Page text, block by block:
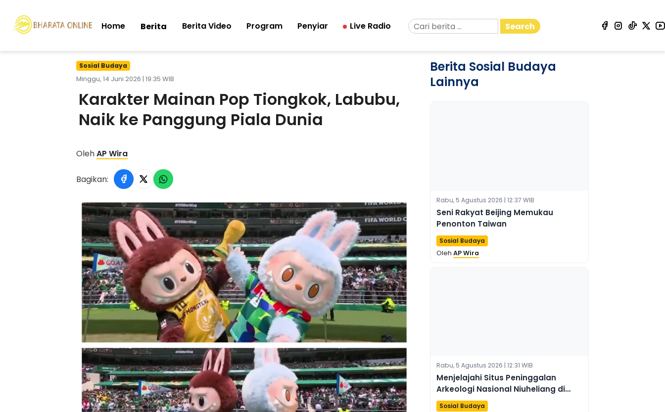
Home Berita Berita Video Program Penyiar Live Radio Search
Sosial Budaya
Minggu, 14 Juni 2026 | 19:35 WIB
Karakter Mainan Pop Tiongkok, Labubu,
Naik ke Panggung Piala Dunia
OlehAP Wira
Bagikan:
Berita Sosial Budaya
Lainnya
Rabu, 5 Agustus 2026 | 12:37 WIB
Seni Rakyat Beijing Memukau
Penonton Taiwan
Sosial Budaya
Oleh AP Wira
Rabu, 5 Agustus 2026 | 12:31 WIB
Menjelajahi Situs Peninggalan
Arkeologi Nasional Niuheliang di
Liaoning, Tiongkok
Sosial Budaya